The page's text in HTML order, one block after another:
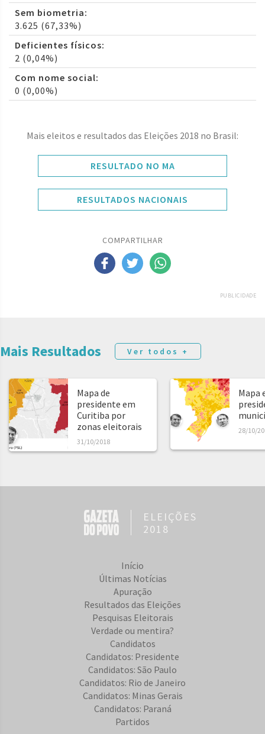
Sem biometria:
3.625 (67,33%)
Deficientes físicos:
2 (0,04%)
Com nome social:
0 (0,00%)
Mais eleitos e resultados das Eleições 2018 no Brasil:
RESULTADO NO MA
RESULTADOS NACIONAIS
COMPARTILHAR
PUBLICIDADE
Mais Resultados Ver todos +
Mapa de
presidente em
Curitiba por
zonas eleitorais
31/10/2018
Mapa
28/10/
ELEIÇÕES
2018
Início
Últimas Notícias
Apuração
Resultados das Eleições
Pesquisas Eleitorais
Verdade ou mentira?
Candidatos
Candidatos: Presidente
Candidatos: São Paulo
Candidatos: Rio de Janeiro
Candidatos: Minas Gerais
Candidatos: Paraná
Partidos